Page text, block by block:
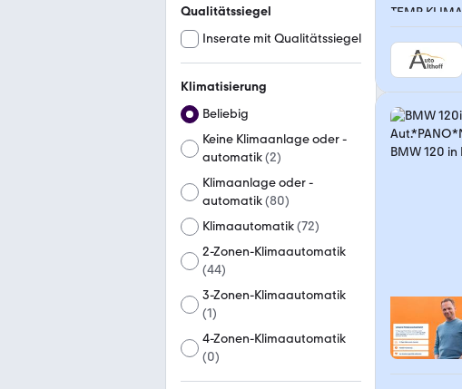
Qualitätssiegel
Inserate mit Qualitätssiegel
Klimatisierung
Beliebig
Keine Klimaanlage oder -
automatik(2)
Klimaanlage oder -
automatik(80)
Klimaautomatik(72)
2-Zonen-Klimaautomatik
(44)
3-Zonen-Klimaautomatik
(1)
4-Zonen-Klimaautomatik
(0)